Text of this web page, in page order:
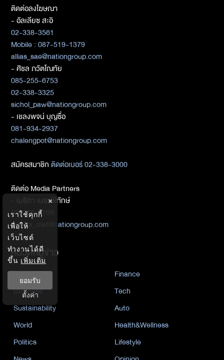
ติดต่อลงโฆษณา
- อัลเลียซ สะอิ
02-338-3561
Mobile : 087-519-1379
allias_sae@nationgroup.com
- ศิชล ภวัตโณทัย
085-255-6753
02-338-3325
sichol_paw@nationgroup.com
- เชลงพจน์ บุญซื่อ
081-934-2937
chalengpot@nationgroup.com
สมัครสมาชิกติดต่อเบอร์ 02-338-3000
ติดต่อ Media Partners
- เมธิกา เมธาพิทักษ์
02-338-3198
metika_met@nationgroup.com
หมวดหมู่ข่าว
Economics
Finance
Business
Tech
Sustainability
Auto
World
Health&Wellness
Politics
Lifestyle
×
เราใช้คุกกี้
เพื่อให้
เว็บไซต์
ทำงานได้ดี
ขึ้น เพิ่มเติม
ยอมรับ
ตั้งค่า